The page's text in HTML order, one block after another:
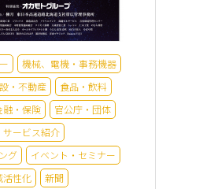
機械、電機・事務機器
・不動産
食品・飲料
融・保険
官公庁・団体
サービス紹介
グ
イベント・セミナー
活性化 新聞